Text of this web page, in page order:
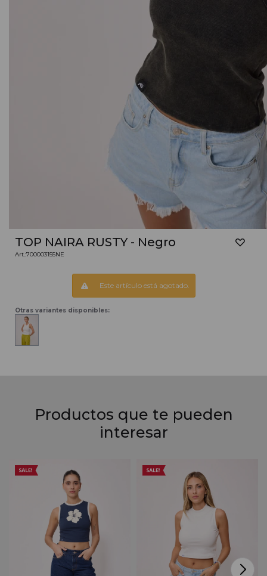
TOP NAIRA RUSTY - Negro
700003155NE
Este artículo está agotado.
Otras variantes disponibles:
Productos que te pueden
interesar